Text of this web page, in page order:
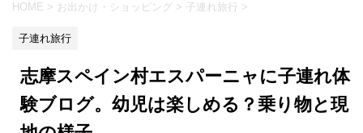
HOME > お出かけ・ショッピング > 子連れ旅行 >
子連れ旅行
志摩スペイン村エスパーニャに子連れ体
験ブログ。幼児は楽しめる？乗り物と現